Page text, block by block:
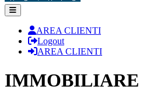
AREA CLIENTI
Logout
AREA CLIENTI
IMMOBILIARE